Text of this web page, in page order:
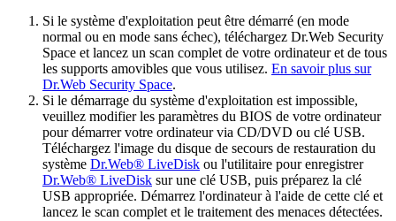
Si le système d'exploitation peut être démarré (en mode
normal ou en mode sans échec), téléchargez Dr.Web Security
Space et lancez un scan complet de votre ordinateur et de tous
les supports amovibles que vous utilisez. En savoir plus sur
Dr.Web Security Space.
Si le démarrage du système d'exploitation est impossible,
veuillez modifier les paramètres du BIOS de votre ordinateur
pour démarrer votre ordinateur via CD/DVD ou clé USB.
Téléchargez l'image du disque de secours de restauration du
système Dr.Web® LiveDisk ou l'utilitaire pour enregistrer
Dr.Web® LiveDisk sur une clé USB, puis préparez la clé
USB appropriée. Démarrez l'ordinateur à l'aide de cette clé et
lancez le scan complet et le traitement des menaces détectées.